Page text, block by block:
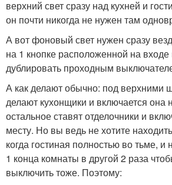
верхний свет сразу над кухней и
он почти никогда не нужен там
А вот фоновый свет нужен сразу
на 1 кнопке расположенной на
дублировать проходным
А как делают обычно: под верхними
делают кухонщики и включается она
остальное ставят отделочники и
месту. Но вы ведь не хотите
когда гостиная полностью во тьме, и
1 конца комнаты в другой 2 раза
выключить тоже. Поэтому: